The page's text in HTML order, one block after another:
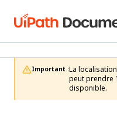
Important :La
peut prendre
disponible.